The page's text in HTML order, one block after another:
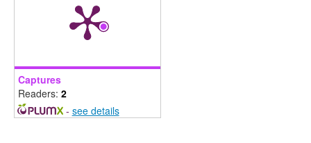
Captures
Readers: 2
- see details